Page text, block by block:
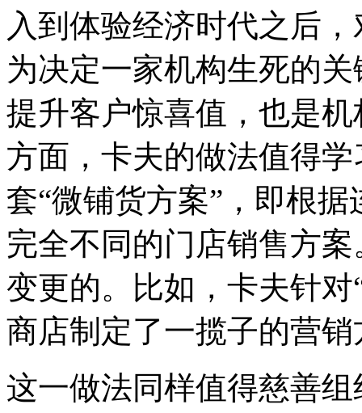
入到体验经济时代之后
为决定一家机构生死的
提升客户惊喜值，也是
方面，卡夫的做法值得
套“微铺货方案”，即根
完全不同的门店销售方
变更的。比如，卡夫针
商店制定了一揽子的营
这一做法同样值得慈善